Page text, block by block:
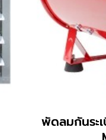
พัดลมกันระ